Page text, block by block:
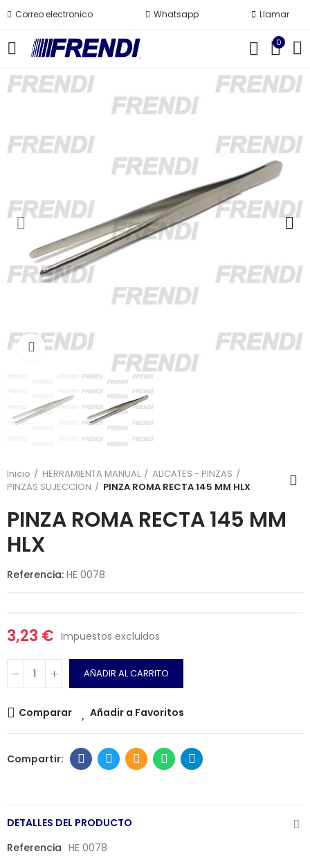
Correo electronico Whatsapp Llamar
0
Click para agrandar
Inicio HERRAMIENTA MANUAL
ALICATES - PINZAS
PINZAS SUJECCION
PINZA ROMA RECTA 145 MM HLX
PINZA ROMA RECTA 145 MM
HLX
Referencia: HE 0078
3,23 € Impuestos excluidos
AÑADIR AL CARRITO
Comparar Añadir a Favoritos
DETALLES DEL PRODUCTO
Referencia HE 0078